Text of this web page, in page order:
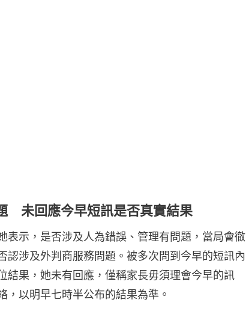
未回應今早短訊是否真實結果
表示，是否涉及人為錯誤、管理有問題，當局會徹
認涉及外判商服務問題。被多次問到今早的短訊內
結果，她未有回應，僅稱家長毋須理會今早的訊
，以明早七時半公布的結果為準。